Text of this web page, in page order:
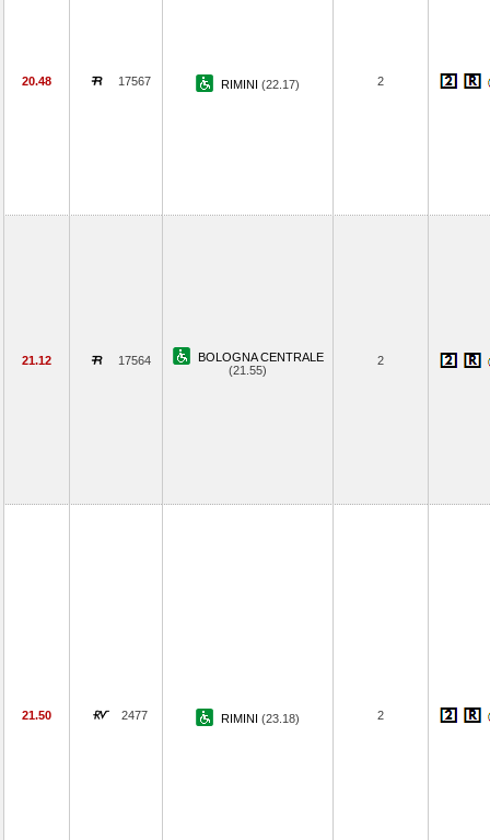
20.48 17567 RIMINI (22.17) 2
21.12 17564
BOLOGNA CENTRALE
(21.55)
2
21.50 2477 RIMINI (23.18) 2